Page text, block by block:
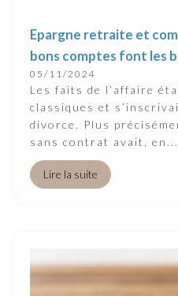
Epargne retraite et
bons comptes font les
05/11/2024
Les faits de l’affaire
classiques et
divorce. Plus
sans contrat avait, en...
Lire la suite